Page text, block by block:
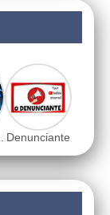
Denunciante